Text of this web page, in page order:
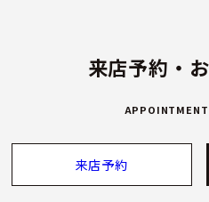
来店予約・
来店予約